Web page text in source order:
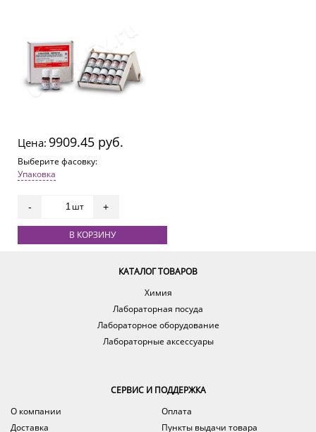
Цена: 9909.45 руб.
Выберите фасовку:
Упаковка
- шт +
В КОРЗИНУ
КАТАЛОГ ТОВАРОВ
Химия
Лабораторная посуда
Лабораторное оборудование
Лабораторные аксессуары
СЕРВИС И ПОДДЕРЖКА
О компании
Оплата
Доставка
Пункты выдачи товара